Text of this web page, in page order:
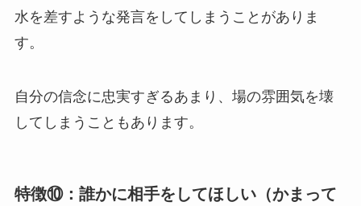
水を差すような発言をしてしまうことがありま
す。
自分の信念に忠実すぎるあまり、場の雰囲気を壊
してしまうこともあります。
特徴⑩：誰かに相手をしてほしい（かまって